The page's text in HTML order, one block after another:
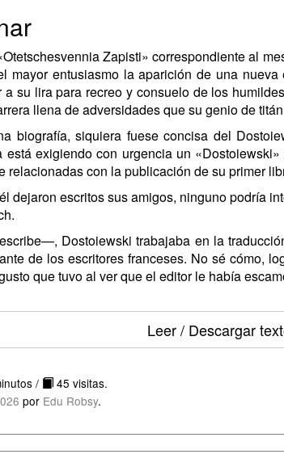
Zapisti» correspondiente al
mayor entusiasmo la aparición de una
su lira para recreo y consuelo de los
llena de adversidades que su genio de
biografía, siquiera fuese concisa del
exigiendo con urgencia un
relacionadas con la publicación de su primer
dejaron escritos sus amigos, ninguno podría
Dostoiewski trabajaba en la
de los escritores franceses. No sé cómo,
que tuvo al ver que el editor le había
Leer / Descargar
/
45 visitas.
por Edu Robsy.